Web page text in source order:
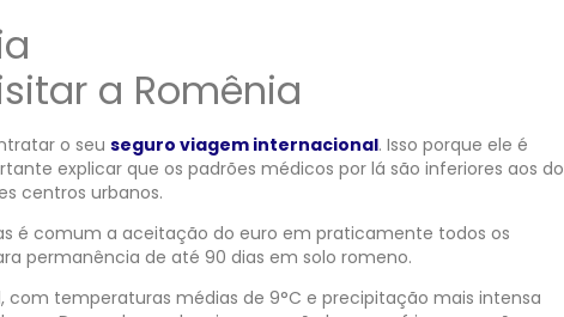
a Romênia
o seu seguro viagem internacional. Isso porque ele é
explicar que os padrões médicos por lá são inferiores aos do
centros urbanos.
é comum a aceitação do euro em praticamente todos os
permanência de até 90 dias em solo romeno.
temperaturas médias de 9°C e precipitação mais intensa